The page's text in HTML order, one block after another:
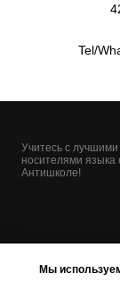
Мы
Tel/
Учитесь с
носителями языка
Антишколе!